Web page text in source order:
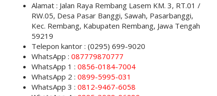
Alamat : Jalan Raya Rembang Lasem KM. 3, RT.01 /
RW.05, Desa Pasar Banggi, Sawah, Pasarbanggi,
Kec. Rembang, Kabupaten Rembang, Jawa Tengah
59219
Telepon kantor : (0295) 699-9020
WhatsApp : 087779870777
WhatsApp 1 : 0856-0184-7004
WhatsApp 2 : 0899-5995-031
WhatsApp 3 : 0812-9467-6058